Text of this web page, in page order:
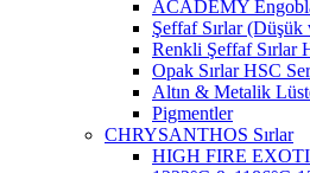
ACADEMY
Şeffaf Sırlar
Renkli Şeffaf Sırlar
Opak Sırlar HSC
Altın & Metalik
Pigmentler
CHRYSANTHOS Sırlar
HIGH FIRE